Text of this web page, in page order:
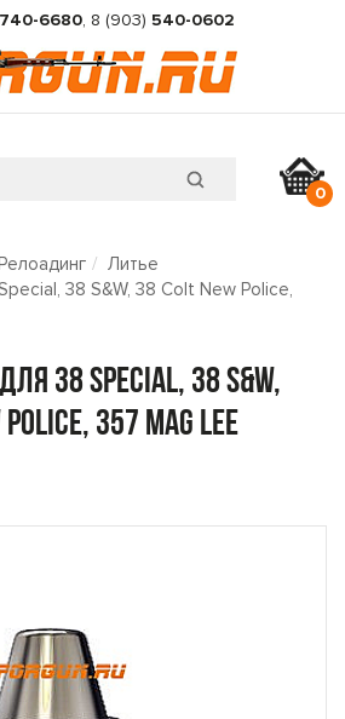
740-6680, 8 (903) 540-0602
0
Литье
38 S&W, 38 Colt New Police,
38 Special, 38 S&W,
357 Mag LEE